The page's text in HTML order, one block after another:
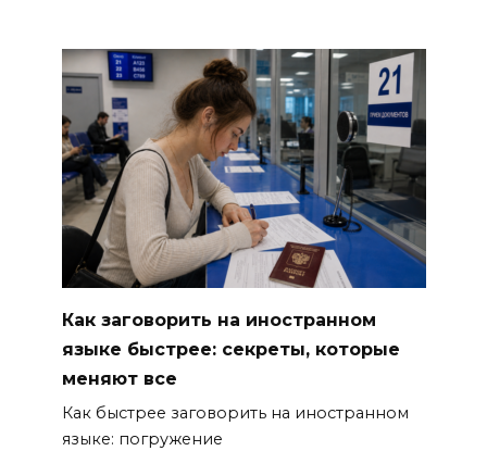
Как заговорить на иностранном
языке быстрее: секреты, которые
меняют все
Как быстрее заговорить на иностранном
языке: погружение